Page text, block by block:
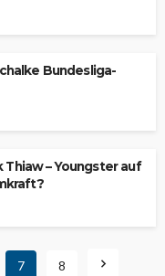
Bundesliga-
– Youngster auf
7 8